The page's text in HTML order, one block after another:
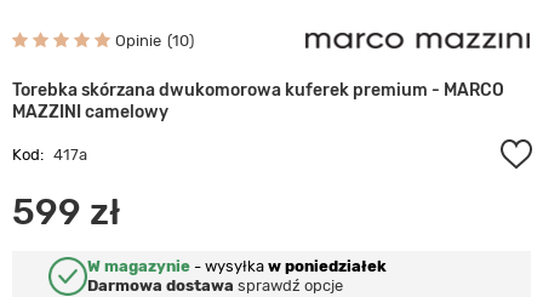
Opinie 10
Torebka skórzana dwukomorowa kuferek premium - MARCO
MAZZINI camelowy
Kod: 417a
599 zł
W magazynie - wysyłka w poniedziałek
Darmowa dostawa sprawdź opcje